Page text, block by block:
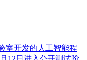
室开发的人工智能程
12日进入公开测试阶